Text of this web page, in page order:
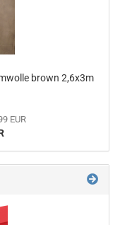
brown 2,6x3m
EUR